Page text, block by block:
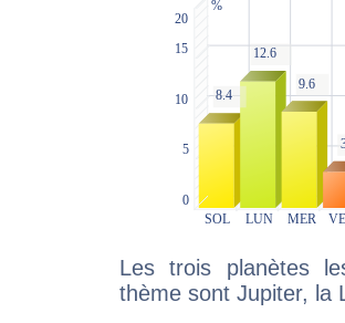
Les trois planètes
thème sont Jupiter, la